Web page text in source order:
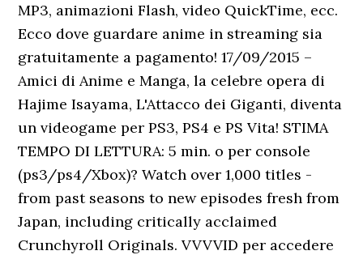
MP3, animazioni Flash, video QuickTime, ecc.
Ecco dove guardare anime in streaming sia
gratuitamente a pagamento! 17/09/2015 –
Amici di Anime e Manga, la celebre opera di
Hajime Isayama, L'Attacco dei Giganti, diventa
un videogame per PS3, PS4 e PS Vita! STIMA
TEMPO DI LETTURA: 5 min. o per console
(ps3/ps4/Xbox)? Watch over 1,000 titles -
from past seasons to new episodes fresh from
Japan, including critically acclaimed
Crunchyroll Originals. VVVVID per accedere